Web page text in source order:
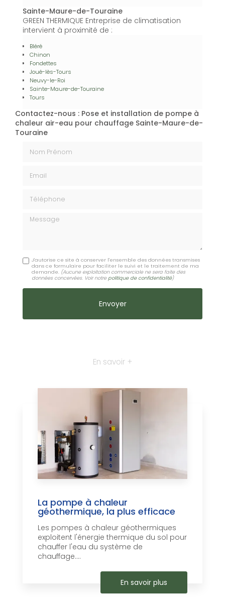
Sainte-Maure-de-Touraine
GREEN THERMIQUE Entreprise de climatisation
intervient à proximité de :
Bléré
Chinon
Fondettes
Joué-lès-Tours
Neuvy-le-Roi
Sainte-Maure-de-Touraine
Tours
Contactez-nous : Pose et installation de pompe à
chaleur air-eau pour chauffage Sainte-Maure-de-
Touraine
Message
J'autorise ce site à conserver l'ensemble des données transmises
dans ce formulaire pour faciliter le suivi et le traitement de ma
demande. (Aucune exploitation commerciale ne sera faite des
données concervées. Voir notre politique de confidentialité)
En savoir +
La pompe à chaleur
géothermique, la plus efficace
Les pompes à chaleur géothermiques
exploitent l'énergie thermique du sol pour
chauffer l'eau du système de
chauffage....
En savoir plus